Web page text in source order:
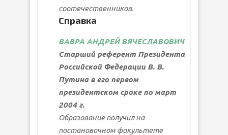
соотечественников.
Справка
ВАВРА АНДРЕЙ ВЯЧЕСЛАВОВИЧ
Старший референт Президента
Российской Федерации В. В.
Путина в его первом
президентском сроке по март
2004 г.
Образование получил на
постановочном факультете